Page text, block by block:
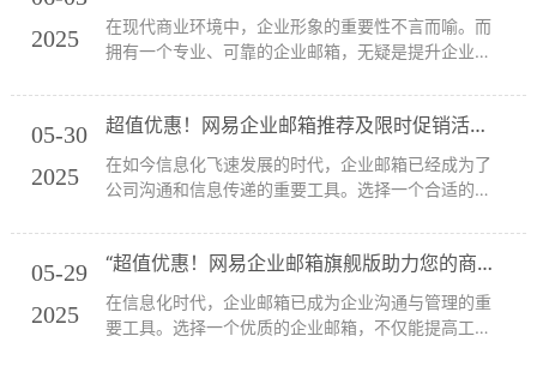
在瞬...
2025
在现代商业环境中，企业形象的重要性不言而喻。而
拥有一个专业、可靠的企业邮箱，无疑是提升企业形
邮件运营厂商，网易自1997年起便开始为用户提供电
子邮件服务，积累了丰富的经验和技术。现在，网
易...
05-30
2025
超值优惠！网易企业邮箱推荐及限时促销活动尽在桑桥网络
在如今信息化飞速发展的时代，企业邮箱已经成为了
公司沟通和信息传递的重要工具。选择一个合适的企
形象。今天，我们将为大家介绍网易企业邮箱的最新
优惠，帮助你在最短的时间内了解并选择最佳的邮箱
服务...
05-29
2025
“超值优惠！网易企业邮箱旗舰版助力您的商务通讯！”
在信息化时代，企业邮箱已成为企业沟通与管理的重
要工具。选择一个优质的企业邮箱，不仅能提高工作